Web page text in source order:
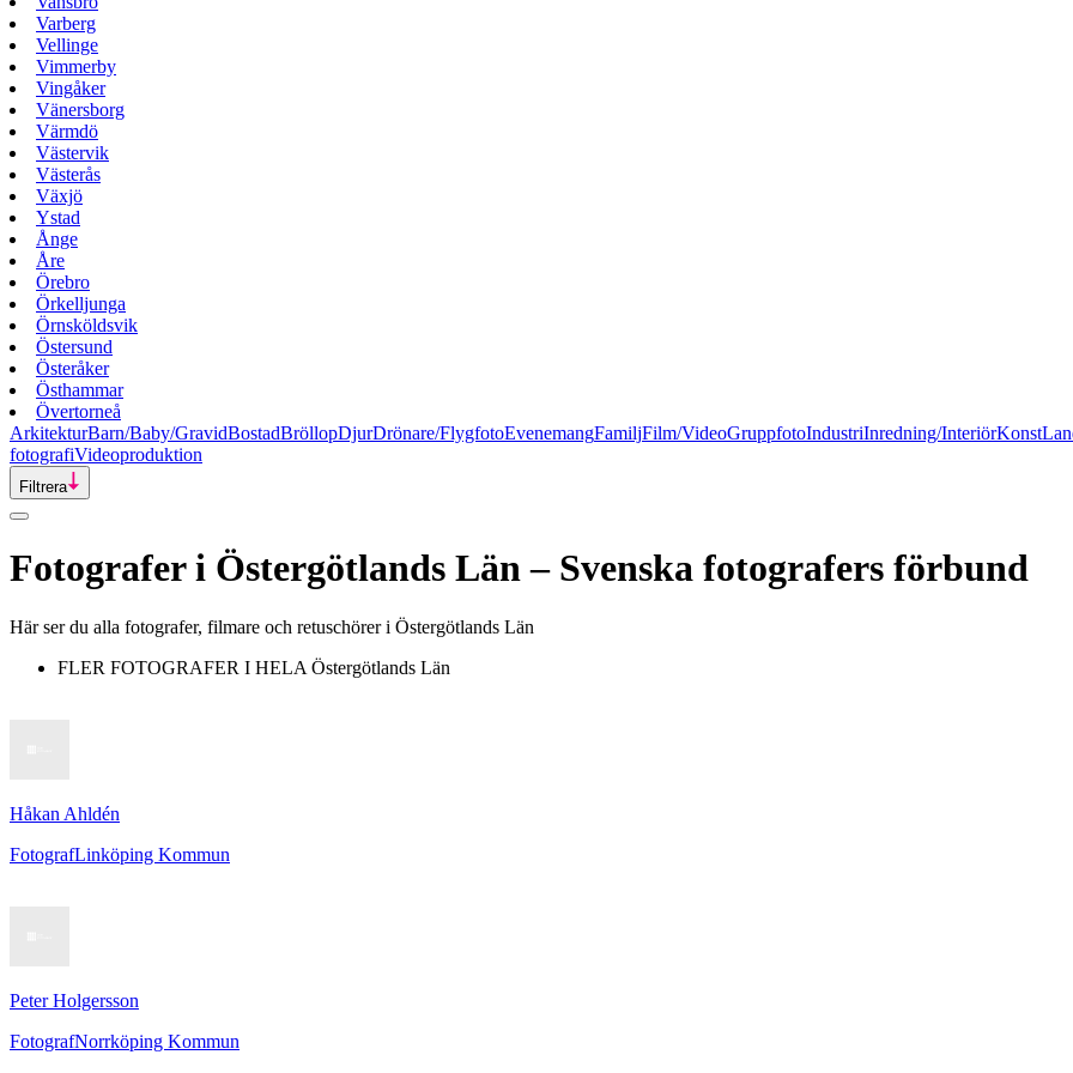
Varberg
Vellinge
Vimmerby
Vingåker
Vänersborg
Värmdö
Västervik
Västerås
Växjö
Ystad
Ånge
Åre
Örebro
Örkelljunga
Örnsköldsvik
Östersund
Österåker
Östhammar
Övertorneå
ArkitekturBarn/Baby/GravidBostadBröllopDjurDrönare/FlygfotoEvenemangFamiljFilm/VideoGruppfotoIndustriInredning/InteriörKonst
fotografiVideoproduktion
Filtrera
Fotograferi Östergötlands Län– Svenska fotografers förbund
Här ser du alla fotografer, filmare och retuschörer i Östergötlands Län
FLER FOTOGRAFER I HELA Östergötlands Län
Håkan Ahldén
FotografLinköping Kommun
Peter Holgersson
FotografNorrköping Kommun